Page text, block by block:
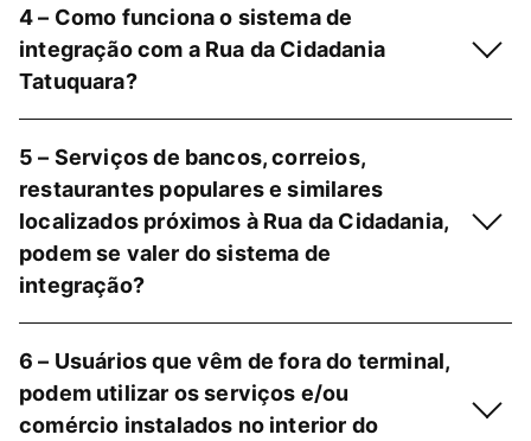
4 – Como funciona o sistema de
integração com a Rua da Cidadania
Tatuquara?
5 – Serviços de bancos, correios,
restaurantes populares e similares
localizados próximos à Rua da Cidadania,
podem se valer do sistema de
integração?
6 – Usuários que vêm de fora do terminal,
podem utilizar os serviços e/ou
comércio instalados no interior do